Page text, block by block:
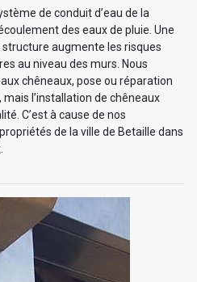
de conduit d’eau de la
des eaux de pluie. Une
augmente les risques
au niveau des murs. Nous
chêneaux, pose ou réparation
l’installation de chêneaux
C’est à cause de nos
de la ville de Betaille dans